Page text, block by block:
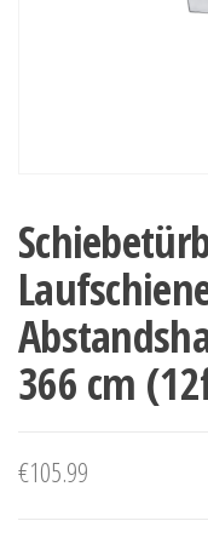
366 cm
€105.99